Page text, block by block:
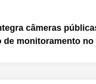
câmeras
de monitoramento